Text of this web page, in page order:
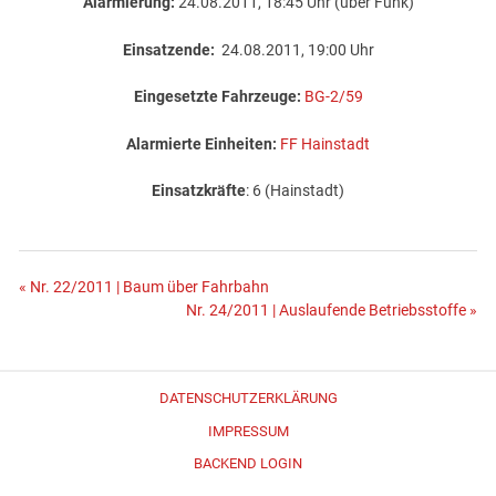
Einsatzende: 24.08.2011, 19:00 Uhr
Eingesetzte Fahrzeuge: BG-2/59
Alarmierte Einheiten: FF Hainstadt
Einsatzkräfte: 6 (Hainstadt)
Beitragsnavigation
« Nr. 22/2011 | Baum über Fahrbahn
Nr. 24/2011 | Auslaufende Betriebsstoffe »
DATENSCHUTZERKLÄRUNG
IMPRESSUM
BACKEND LOGIN